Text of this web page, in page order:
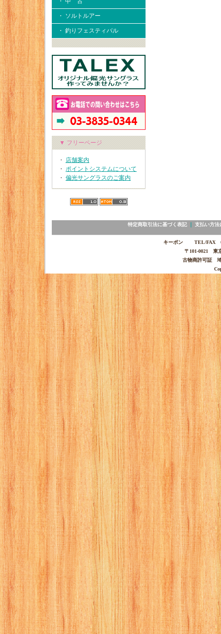
・ ソルトルアー
・ 釣りフェスティバル
▼ フリーページ
・ 店舗案内
・ ポイントシステムについて
・ 偏光サングラスのご案内
特定商取引法に基づく表記｜ 支払い方法
キーポン TEL/FAX
〒101-0021 東
古物商許可証